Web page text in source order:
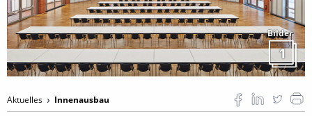
Bilder
1
Aktuelles Innenausbau